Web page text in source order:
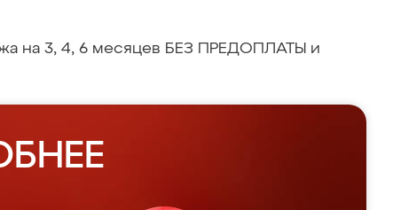
на 3, 4, 6 месяцев БЕЗ ПРЕДОПЛАТЫ и